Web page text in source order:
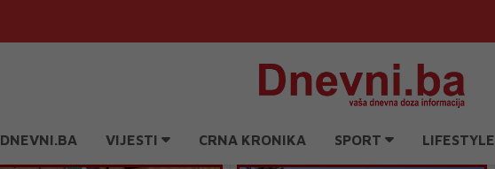
DNEVNI.BA VIJESTI CRNA KRONIKA SPORT LIFESTYLE